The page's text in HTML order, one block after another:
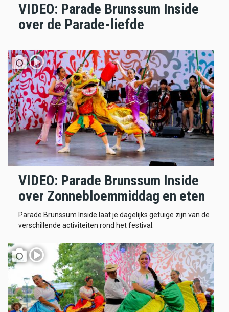
VIDEO: Parade Brunssum Inside
over de Parade-liefde
VIDEO: Parade Brunssum Inside
over Zonnebloemmiddag en eten
Parade Brunssum Inside laat je dagelijks getuige zijn van de
verschillende activiteiten rond het festival.